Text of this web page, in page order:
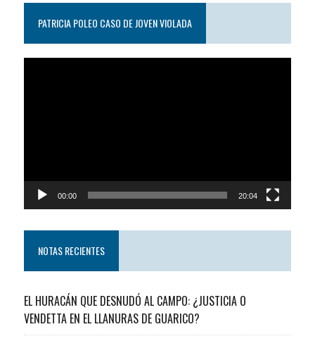
PATRICIA POLEO CASO DE JOVEN VIOLADA
00:00 20:04
NOTAS RECIENTES
EL HURACÁN QUE DESNUDÓ AL CAMPO: ¿JUSTICIA O
VENDETTA EN EL LLANURAS DE GUARICO?